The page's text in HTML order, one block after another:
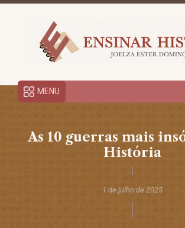
MENU
As 10 guerras mais
História
1 de julho de 2025